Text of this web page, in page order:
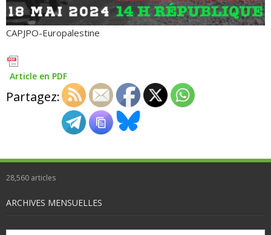
CAPJPO-Europalestine
Article en PDF
Partagez:
28,560 articles
ARCHIVES MENSUELLES
Archives